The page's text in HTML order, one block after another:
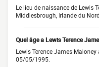
Le lieu de naissance de Lewis
Middlesbrough, Irlande du
Quel âge a Lewis Terence
Lewis Terence James
05/05/1995.